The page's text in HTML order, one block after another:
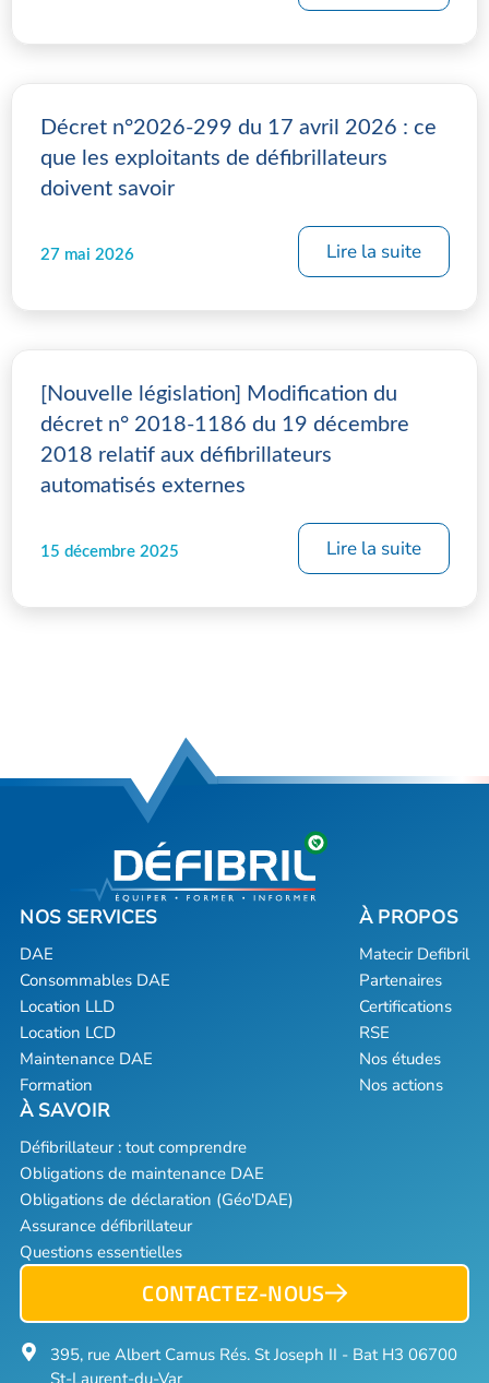
Décret n°2026-299 du 17 avril 2026 : ce
que les exploitants de défibrillateurs
doivent savoir
27 mai 2026 Lire la suite
[Nouvelle législation] Modification du
décret n° 2018-1186 du 19 décembre
2018 relatif aux défibrillateurs
automatisés externes
15 décembre 2025 Lire la suite
DAE
Consommables DAE
Location LLD
Location LCD
Maintenance DAE
Formation
Matecir Defibril
Partenaires
Certifications
RSE
Nos études
Nos actions
Défibrillateur : tout comprendre
Obligations de maintenance DAE
Obligations de déclaration (Géo'DAE)
Assurance défibrillateur
Questions essentielles
CONTACTEZ-NOUS
395, rue Albert Camus Rés. St Joseph II - Bat H3 06700
St-Laurent-du-Var